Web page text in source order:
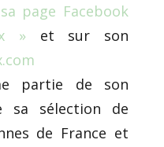
sa page Facebook
» et sur son
partie de son
sa sélection de
de France et